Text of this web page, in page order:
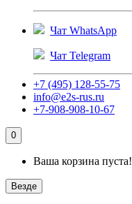
Чат WhatsApp
Чат Telegram
+7 (495) 128-55-75
info@e2s-rus.ru
+7-908-908-10-67
0
Ваша корзина пуста!
Везде